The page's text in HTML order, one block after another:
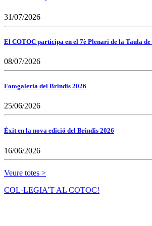
31/07/2026
El COTOC participa en el 7è Plenari de la Taula
08/07/2026
Fotogaleria del Brindis 2026
25/06/2026
Èxit en la nova edició del Brindis 2026
16/06/2026
Veure totes >
COL·LEGIA’T AL COTOC!